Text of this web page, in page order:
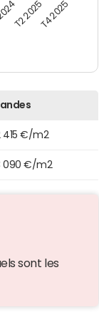
T2 2025T4 2025
415 €/m2
090 €/m2
sont les